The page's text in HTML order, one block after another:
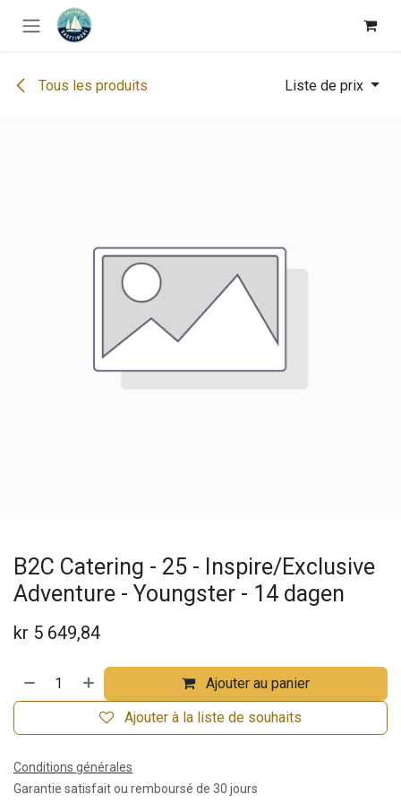
Se rendre au contenu
Tous les produits Liste de prix
B2C Catering - 25 - Inspire/Exclusive
Adventure - Youngster - 14 dagen
kr 5 649,84
Ajouter au panier
Ajouter à la liste de souhaits
Conditions générales
Garantie satisfait ou remboursé de 30 jours